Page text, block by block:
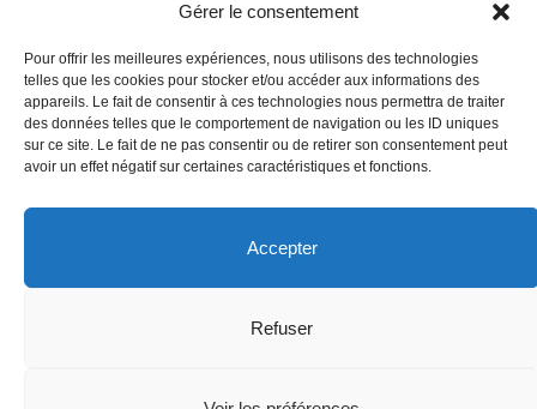
Gérer le consentement
Pour offrir les meilleures expériences, nous utilisons des technologies
telles que les cookies pour stocker et/ou accéder aux informations des
appareils. Le fait de consentir à ces technologies nous permettra de traiter
des données telles que le comportement de navigation ou les ID uniques
sur ce site. Le fait de ne pas consentir ou de retirer son consentement peut
avoir un effet négatif sur certaines caractéristiques et fonctions.
Accepter
Refuser
chinoises traditionnelles
L’acupuncture aide à l’insomnie liée à la dépression
L’acupuncture corrige le système électrique pathologique du
cerveau dans le syndrome du canal carpien
Le Tai Chi est rentable pour prévenir les chutes chez les personnes
La puncture du 3F réduit la tension artérielle par effet sur le réseau
du cerveau impliqué dans le traitement émotionnel